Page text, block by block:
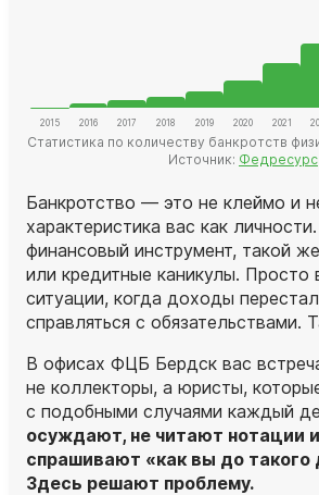
Статистика по количеству банкротств
Источник: Федресурс
Банкротство — это не клеймо и
характеристика вас как
финансовый инструмент, такой
или кредитные каникулы. Просто
ситуации, когда доходы
справляться с обязательствами.
В офисах ФЦБ Бердск вас
не коллекторы, а юристы,
с подобными случаями каждый
осуждают, не читают нотации
спрашивают «как вы до такого
Здесь решают проблему.